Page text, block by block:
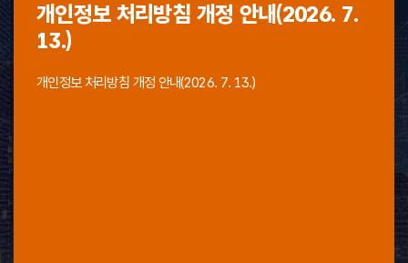
개인정보 처리방침 개정 안내(2026. 7.
13.)
개인정보 처리방침 개정 안내(2026. 7. 13.)